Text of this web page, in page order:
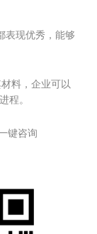
表现优秀，能够
料，企业可以
程。
键咨询